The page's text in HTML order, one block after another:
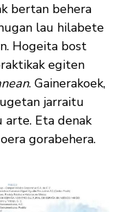
bertan behera
lau hilabete
Hogeita bost
egiten
. Gainerakoek,
jarraitu
arte. Eta denak
gorabehera.